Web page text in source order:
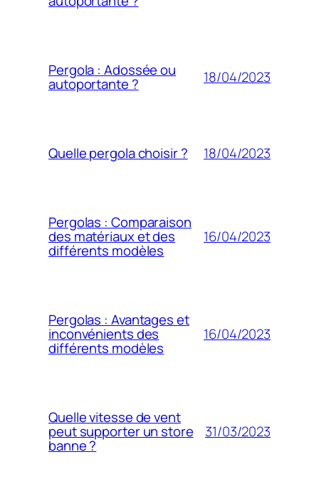
Pergola : Adossée ou
autoportante ? 18/04/2023
Quelle pergola choisir ? 18/04/2023
Pergolas : Comparaison
des matériaux et des
différents modèles
16/04/2023
Pergolas : Avantages et
inconvénients des
différents modèles
16/04/2023
Quelle vitesse de vent
peut supporter un store
banne ?
31/03/2023